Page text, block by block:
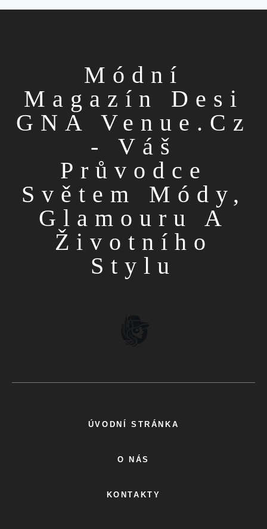
Módní
Magazín Desi
GNA Venue.cz
- Váš
Průvodce
Světem Módy,
Glamouru A
Životního
Stylu
ÚVODNÍ STRÁNKA
O NÁS
KONTAKTY